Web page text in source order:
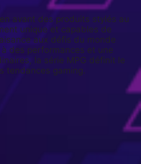
avant des produits stylés au
unique et capables de
aux défis du monde
des performances et une
la série MPG définit le
tendances gaming.